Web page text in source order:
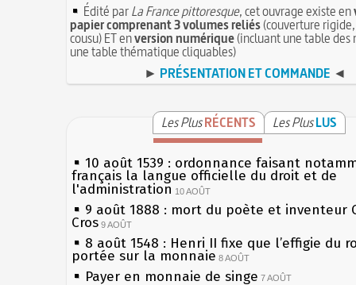
Édité parLa France pittoresque, cet ouvrage existe en
papier comprenant 3 volumes reliés(couverture
cousu) ET enversion numérique(incluant une table des
une table thématique cliquables)
► PRÉSENTATION ET COMMANDE ◄
Les PlusRÉCENTS Les PlusLUS
10 août 1539 : ordonnance faisant
français la langue officielle du droit et de
l'administration 10 AOÛT
9 août 1888 : mort du poète et inventeur
Cros 9 AOÛT
8 août 1548 : Henri II fixe que l’effigie du
portée sur la monnaie 8 AOÛT
Payer en monnaie de singe 7 AOÛT